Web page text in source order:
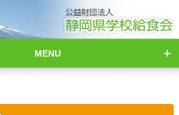
MENU